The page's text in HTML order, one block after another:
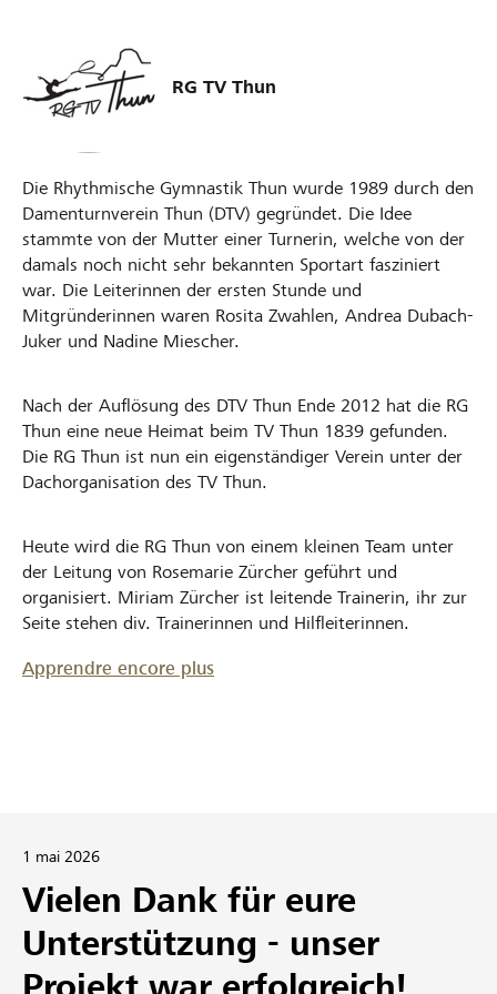
RG TV Thun
Die Rhythmische Gymnastik Thun wurde 1989 durch den
Damenturnverein Thun (DTV) gegründet. Die Idee
stammte von der Mutter einer Turnerin, welche von der
damals noch nicht sehr bekannten Sportart fasziniert
war. Die Leiterinnen der ersten Stunde und
Mitgründerinnen waren Rosita Zwahlen, Andrea Dubach-
Juker und Nadine Miescher.
Nach der Auflösung des DTV Thun Ende 2012 hat die RG
Thun eine neue Heimat beim TV Thun 1839 gefunden.
Die RG Thun ist nun ein eigenständiger Verein unter der
Dachorganisation des TV Thun.
Heute wird die RG Thun von einem kleinen Team unter
der Leitung von Rosemarie Zürcher geführt und
organisiert. Miriam Zürcher ist leitende Trainerin, ihr zur
Seite stehen div. Trainerinnen und Hilfleiterinnen.
Apprendre encore plus
1 mai 2026
Vielen Dank für eure
Unterstützung - unser